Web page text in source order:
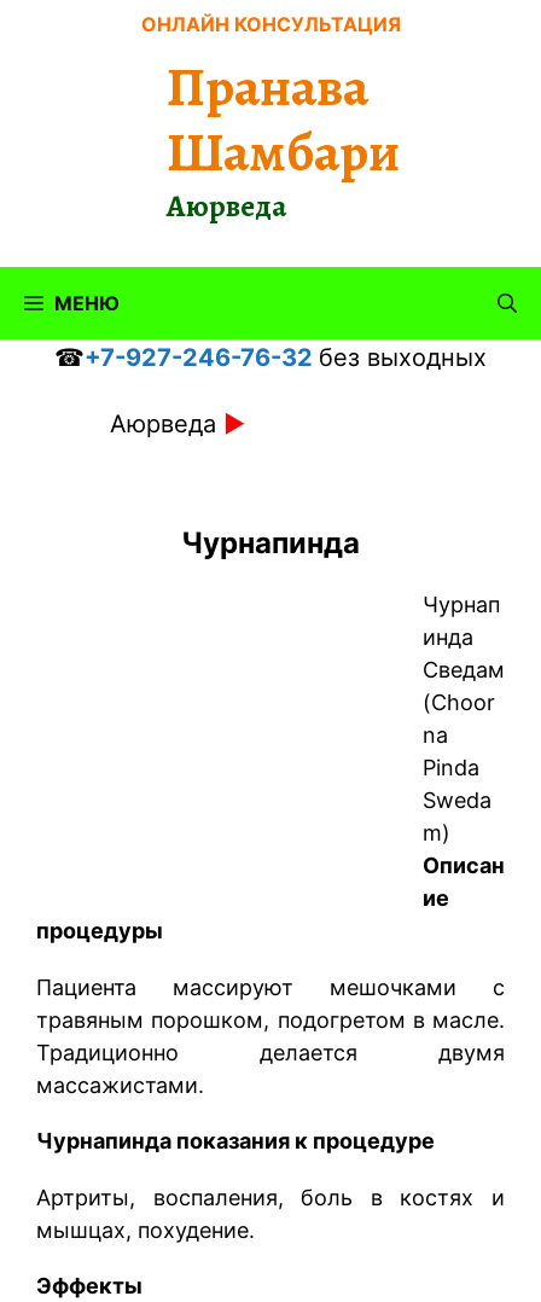
ОНЛАЙН КОНСУЛЬТАЦИЯ
Пранава
Шамбари
Аюрведа
МЕНЮ
☎+7-927-246-76-32 без выходных
Аюрведа ►
Чурнапинда
Чурнап
инда
Сведам
(Choor
na
Pinda
Sweda
m)
Описан
ие
процедуры
Пациента массируют мешочками с
травяным порошком, подогретом в масле.
Традиционно делается двумя
массажистами.
Чурнапинда показания к процедуре
Артриты, воспаления, боль в костях и
мышцах, похудение.
Эффекты